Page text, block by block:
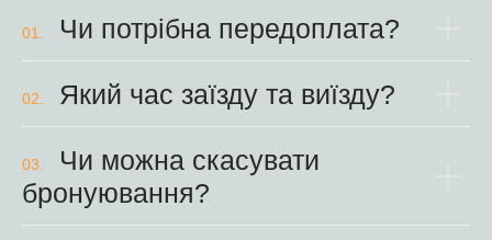
01. Чи потрібна передоплата?
02. Який час заїзду та виїзду?
03.
Чи можна скасувати
бронуювання?